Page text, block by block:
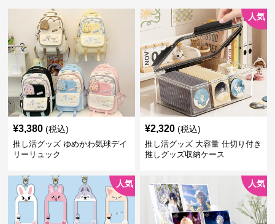
¥3,380 (税込)
推し活グッズ ゆめかわ気球デイ
リーリュック
人気
¥2,320 (税込)
推し活グッズ 大容量 仕切り付き
推しグッズ収納ケース
人気 人気